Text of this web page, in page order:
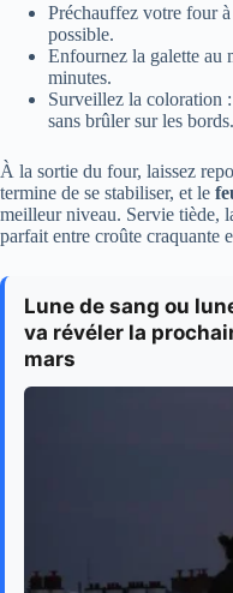
Préchauffez votre four
possible.
Enfournez la galette au
minutes.
Surveillez la coloration
sans brûler sur les bords.
À la sortie du four, laissez
termine de se stabiliser, et le
meilleur niveau. Servie tiède,
parfait entre croûte craquante
Lune de sang ou
va révéler la
mars